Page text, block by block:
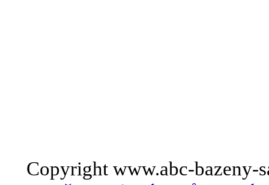
Copyright www.abc-bazeny-